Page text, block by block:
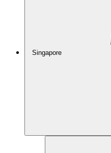
Singapore